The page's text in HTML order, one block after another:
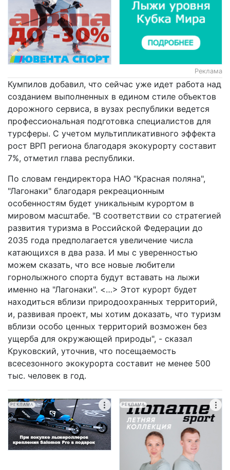
Реклама
Кумпилов добавил, что сейчас уже идет работа над
созданием выполненных в едином стиле объектов
дорожного сервиса, в вузах республики ведется
профессиональная подготовка специалистов для
турсферы. С учетом мультипликативного эффекта
рост ВРП региона благодаря экокурорту составит
7%, отметил глава республики.
По словам гендиректора НАО "Красная поляна",
"Лагонаки" благодаря рекреационным
особенностям будет уникальным курортом в
мировом масштабе. "В соответствии со стратегией
развития туризма в Российской Федерации до
2035 года предполагается увеличение числа
катающихся в два раза. И мы с уверенностью
можем сказать, что все новые любители
горнолыжного спорта будут вставать на лыжи
именно на "Лагонаки". <…> Этот курорт будет
находиться вблизи природоохранных территорий,
и, развивая проект, мы хотим доказать, что туризм
вблизи особо ценных территорий возможен без
ущерба для окружающей природы", - сказал
Круковский, уточнив, что посещаемость
всесезонного экокурорта составит не менее 500
тыс. человек в год.
РЕКЛАМА РЕКЛАМА